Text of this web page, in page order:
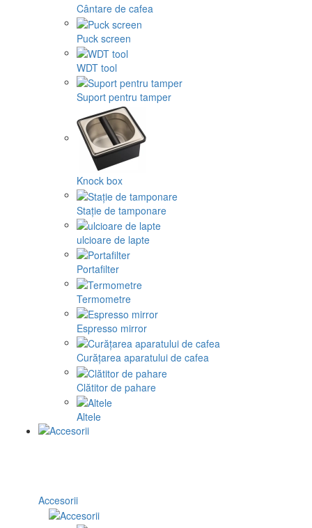
Cântare de cafea
Puck screen
WDT tool
Suport pentru tamper
Knock box
Stație de tamponare
ulcioare de lapte
Portafilter
Termometre
Espresso mirror
Curățarea aparatului de cafea
Clătitor de pahare
Altele
Accesorii